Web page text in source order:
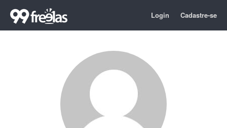
Login Cadastre-se